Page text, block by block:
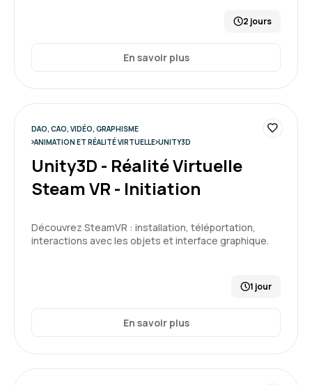
2 jours
En savoir plus
DAO, CAO, VIDÉO, GRAPHISME
ANIMATION ET RÉALITÉ VIRTUELLE UNITY3D
Unity3D - Réalité Virtuelle
Steam VR - Initiation
Découvrez SteamVR : installation, téléportation,
interactions avec les objets et interface graphique.
1 jour
En savoir plus